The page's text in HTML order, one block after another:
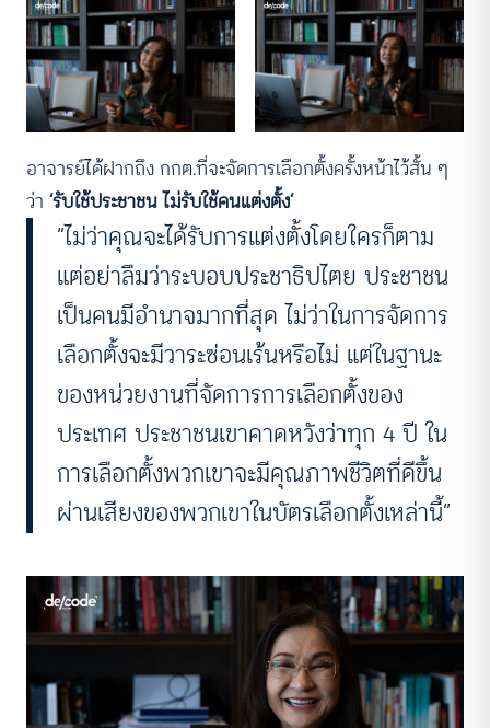
อาจารย์ได้ฝากถึง กกต.ที่จะจัดการเลือกตั้งครั้งหน้าไว้สั้น ๆ
ว่า ‘รับใช้ประชาชน ไม่รับใช้คนแต่งตั้ง’
“ไม่ว่าคุณจะได้รับการแต่งตั้งโดยใครก็ตาม
แต่อย่าลืมว่าระบอบประชาธิปไตย ประชาชน
เป็นคนมีอำนาจมากที่สุด ไม่ว่าในการจัดการ
เลือกตั้งจะมีวาระซ่อนเร้นหรือไม่ แต่ในฐานะ
ของหน่วยงานที่จัดการการเลือกตั้งของ
ประเทศ ประชาชนเขาคาดหวังว่าทุก 4 ปี ใน
การเลือกตั้งพวกเขาจะมีคุณภาพชีวิตที่ดีขึ้น
ผ่านเสียงของพวกเขาในบัตรเลือกตั้งเหล่านี้”